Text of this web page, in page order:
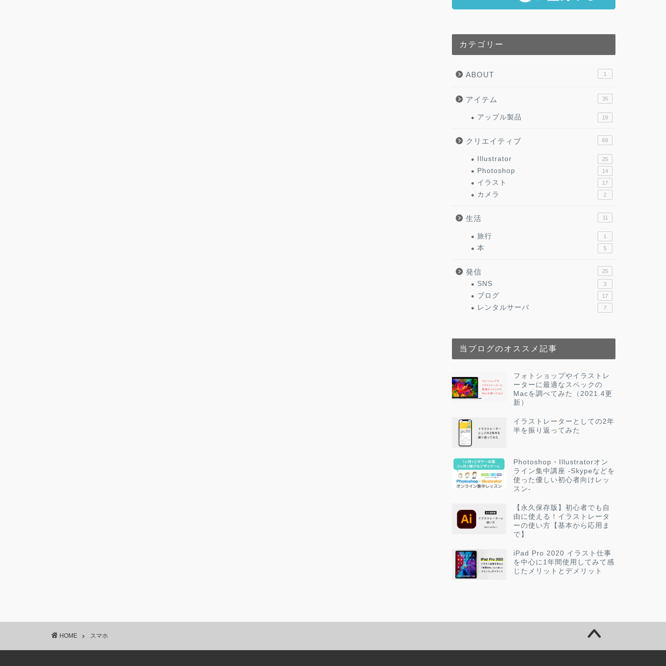
カテゴリー
ABOUT 1
アイテム 35
アップル製品 19
クリエイティブ 69
Illustrator 25
Photoshop 14
イラスト 17
カメラ 2
生活 11
旅行 1
本 5
発信 25
SNS 3
ブログ 17
レンタルサーバ 7
当ブログのオススメ記事
フォトショップやイラストレ
ーターに最適なスペックの
Macを調べてみた（2021.4更
新）
イラストレーターとしての2年
半を振り返ってみた
Photoshop・Illustratorオン
ライン集中講座 -Skypeなどを
使った優しい初心者向けレッ
スン-
【永久保存版】初心者でも自
由に使える！イラストレータ
ーの使い方【基本から応用ま
で】
iPad Pro 2020 イラスト仕事
を中心に1年間使用してみて感
じたメリットとデメリット
HOME スマホ